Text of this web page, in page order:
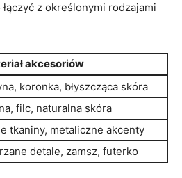
z określonymi rodzajami
akcesoriów
koronka, błyszcząca skóra
filc, naturalna skóra
tkaniny, metaliczne akcenty
detale, zamsz, futerko